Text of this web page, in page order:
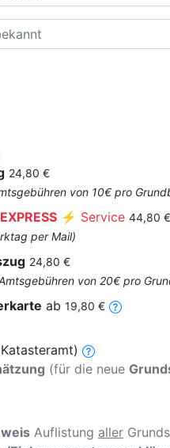
24,80 €
von 10€ pro
EXPRESS ⚡ Service 44,80 €
per Mail)
24,80 €
von 20€ pro
ab 19,80 €
(für die neue
Auflistung aller